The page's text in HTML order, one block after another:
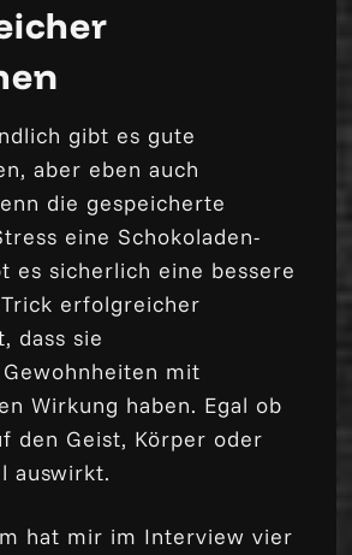
gibt es gute
aber eben auch
die gespeicherte
eine Schokoladen-
es sicherlich eine bessere
erfolgreicher
dass sie
mit
Wirkung haben. Egal ob
den Geist, Körper oder
auswirkt.
hat mir im Interview vier